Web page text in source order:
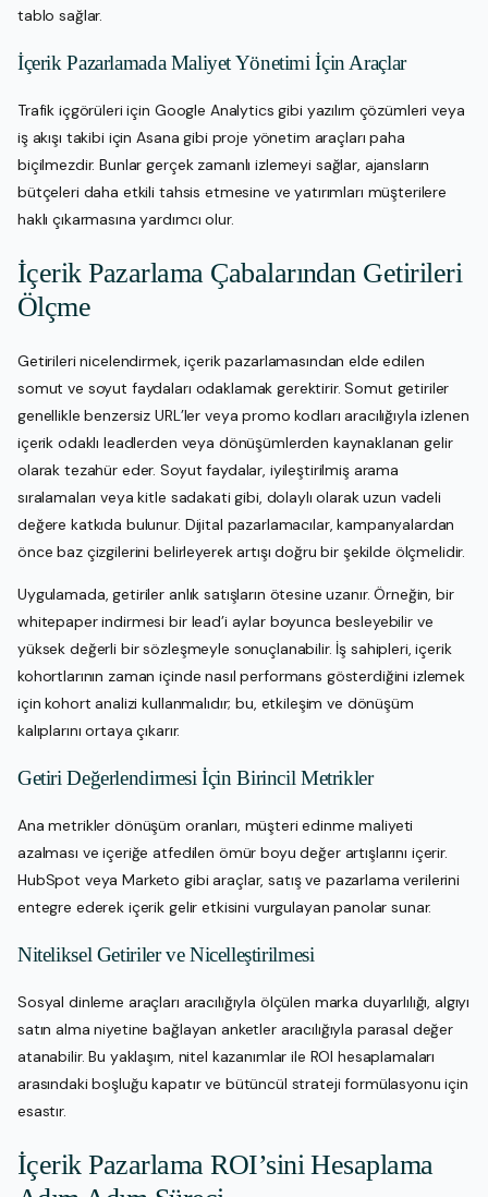
tablo sağlar.
İçerik Pazarlamada Maliyet Yönetimi İçin Araçlar
Trafik içgörüleri için Google Analytics gibi yazılım çözümleri veya
iş akışı takibi için Asana gibi proje yönetim araçları paha
biçilmezdir. Bunlar gerçek zamanlı izlemeyi sağlar, ajansların
bütçeleri daha etkili tahsis etmesine ve yatırımları müşterilere
haklı çıkarmasına yardımcı olur.
İçerik Pazarlama Çabalarından Getirileri
Ölçme
Getirileri nicelendirmek, içerik pazarlamasından elde edilen
somut ve soyut faydaları odaklamak gerektirir. Somut getiriler
genellikle benzersiz URL’ler veya promo kodları aracılığıyla izlenen
içerik odaklı leadlerden veya dönüşümlerden kaynaklanan gelir
olarak tezahür eder. Soyut faydalar, iyileştirilmiş arama
sıralamaları veya kitle sadakati gibi, dolaylı olarak uzun vadeli
değere katkıda bulunur. Dijital pazarlamacılar, kampanyalardan
önce baz çizgilerini belirleyerek artışı doğru bir şekilde ölçmelidir.
Uygulamada, getiriler anlık satışların ötesine uzanır. Örneğin, bir
whitepaper indirmesi bir lead’i aylar boyunca besleyebilir ve
yüksek değerli bir sözleşmeyle sonuçlanabilir. İş sahipleri, içerik
kohortlarının zaman içinde nasıl performans gösterdiğini izlemek
için kohort analizi kullanmalıdır; bu, etkileşim ve dönüşüm
kalıplarını ortaya çıkarır.
Getiri Değerlendirmesi İçin Birincil Metrikler
Ana metrikler dönüşüm oranları, müşteri edinme maliyeti
azalması ve içeriğe atfedilen ömür boyu değer artışlarını içerir.
HubSpot veya Marketo gibi araçlar, satış ve pazarlama verilerini
entegre ederek içerik gelir etkisini vurgulayan panolar sunar.
Niteliksel Getiriler ve Nicelleştirilmesi
Sosyal dinleme araçları aracılığıyla ölçülen marka duyarlılığı, algıyı
satın alma niyetine bağlayan anketler aracılığıyla parasal değer
atanabilir. Bu yaklaşım, nitel kazanımlar ile ROI hesaplamaları
arasındaki boşluğu kapatır ve bütüncül strateji formülasyonu için
esastır.
İçerik Pazarlama ROI’sini Hesaplama